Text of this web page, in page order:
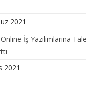
2021
İş Yazılımlarına
2021